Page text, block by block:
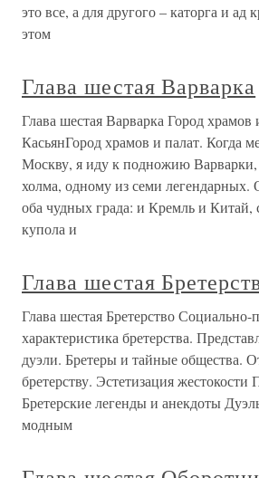
это все, а для другого – каторга и
этом
Глава шестая Варварка
Глава шестая Варварка Город храмов
КасьянГород храмов и палат. Когда
Москву, я иду к подножию Варварки,
холма, одному из семи легендарных.
оба чудных града: и Кремль и
купола и
Глава шестая
Глава шестая Бретерство Социально-
характеристика бретерства.
дуэли. Бретеры и тайные общества.
бретерству. Эстетизация
Бретерские легенды и анекдоты
модным